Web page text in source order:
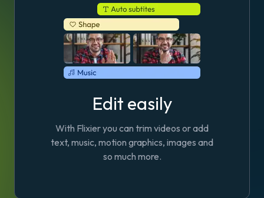
Edit easily
With Flixier you can trim videos or add
text, music, motion graphics, images and
so much more.